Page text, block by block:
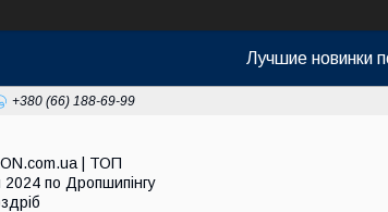
Лучшие новинки
+380 (66) 188-69-99
| ТОП
2024 по Дропшипінгу